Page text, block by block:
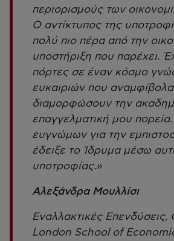
περιορισμούς των
Ο αντίκτυπος της
πολύ πιο πέρα από την
υποστήριξη που παρέχει.
πόρτες σε έναν κόσμο
ευκαιριών που
διαμορφώσουν την
επαγγελματική μου πορεία.
ευγνώμων για την
έδειξε το Ίδρυμα μέσω
υποτροφίας.»
Αλεξάνδρα Μουλλίσι
Εναλλακτικές Επενδύσεις,
London School of